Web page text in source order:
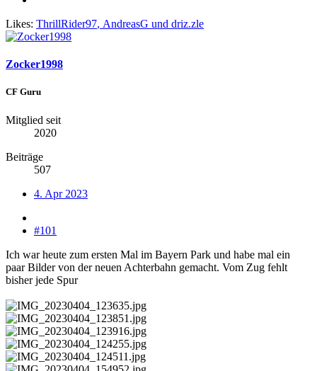
Likes: ThrillRider97, AndreasG und driz.zle
Zocker1998
CF Guru
Mitglied seit
2020
Beiträge
507
4. Apr 2023
#101
Ich war heute zum ersten Mal im Bayern Park und habe mal ein
paar Bilder von der neuen Achterbahn gemacht. Vom Zug fehlt
bisher jede Spur